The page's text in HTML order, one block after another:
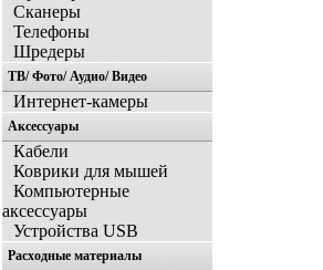
Сканеры
Телефоны
Шредеры
ТВ/ Фото/ Аудио/ Видео
Интернет-камеры
Аксессуары
Кабели
Коврики для мышей
Компьютерные
аксессуары
Устройства USB
Расходные материалы